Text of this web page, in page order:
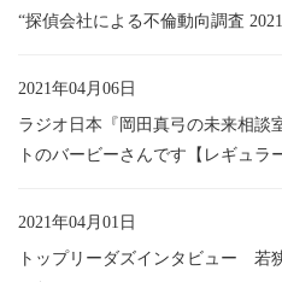
“探偵会社による不倫動向調査
2021年04月06日
ラジオ日本『岡田真弓の未来相談
トのバービーさんです【レギュラ
2021年04月01日
トップリーダズインタビュー 若